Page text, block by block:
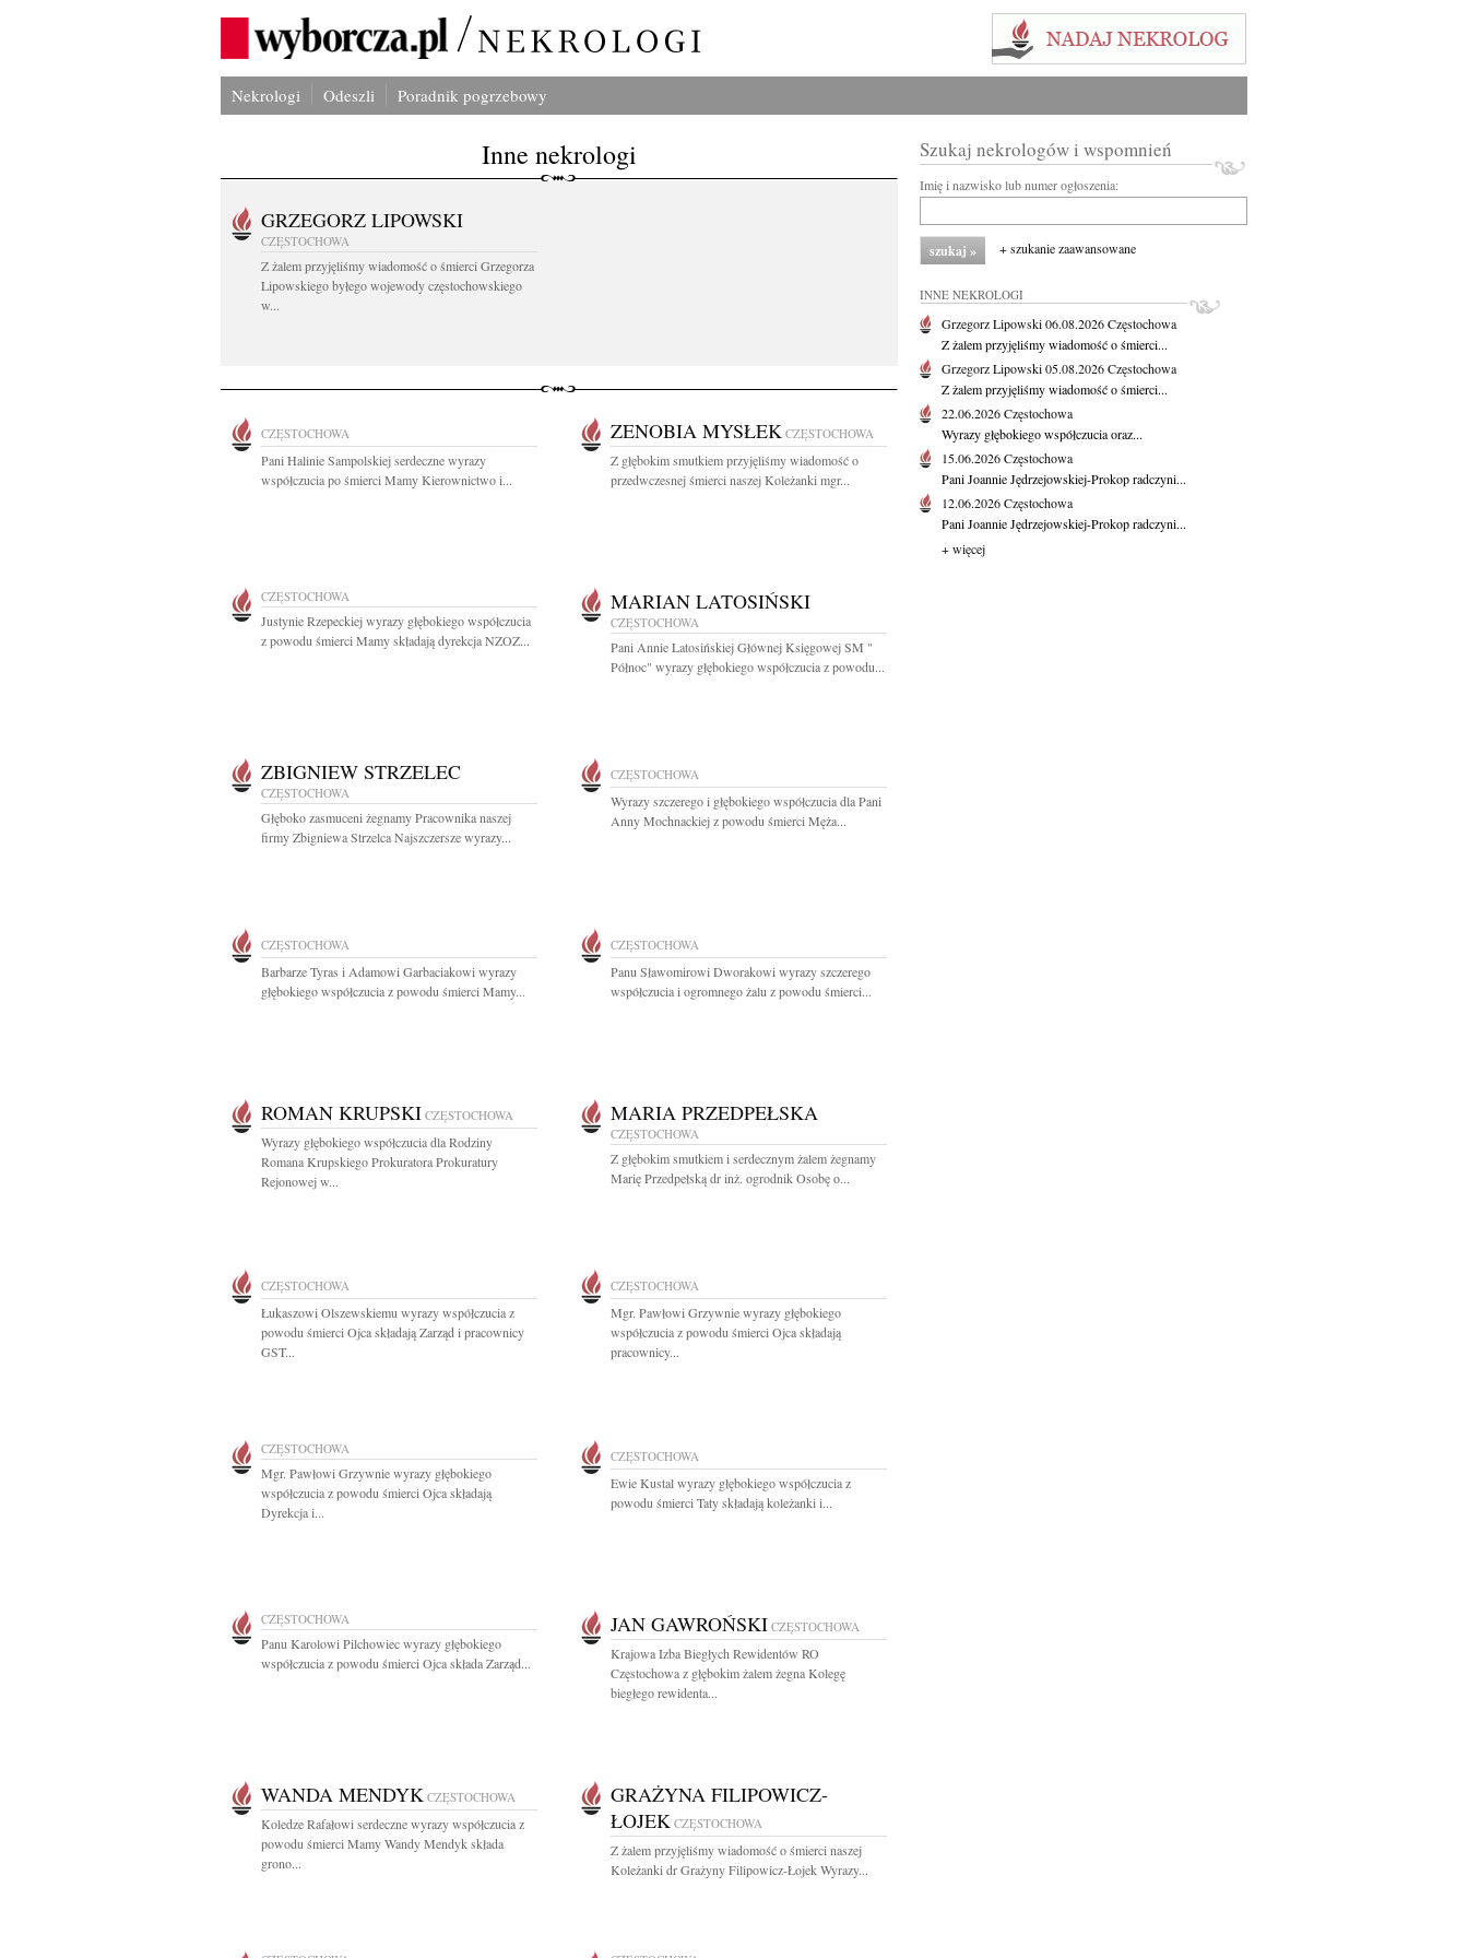
Nekrologi Odeszli Poradnik pogrzebowy
Inne nekrologi
GRZEGORZ LIPOWSKI
CZĘSTOCHOWA
Z żalem przyjęliśmy wiadomość o śmierci Grzegorza
Lipowskiego byłego wojewody częstochowskiego
w...
CZĘSTOCHOWA
Pani Halinie Sampolskiej serdeczne wyrazy
współczucia po śmierci Mamy Kierownictwo i...
ZENOBIA MYSŁEK CZĘSTOCHOWA
Z głębokim smutkiem przyjęliśmy wiadomość o
przedwczesnej śmierci naszej Koleżanki mgr...
CZĘSTOCHOWA
Justynie Rzepeckiej wyrazy głębokiego współczucia
z powodu śmierci Mamy składają dyrekcja NZOZ...
MARIAN LATOSIŃSKI
CZĘSTOCHOWA
Pani Annie Latosińskiej Głównej Księgowej SM "
Północ" wyrazy głębokiego współczucia z powodu...
ZBIGNIEW STRZELEC
CZĘSTOCHOWA
Głęboko zasmuceni żegnamy Pracownika naszej
firmy Zbigniewa Strzelca Najszczersze wyrazy...
CZĘSTOCHOWA
Wyrazy szczerego i głębokiego współczucia dla Pani
Anny Mochnackiej z powodu śmierci Męża...
CZĘSTOCHOWA
Barbarze Tyras i Adamowi Garbaciakowi wyrazy
głębokiego współczucia z powodu śmierci Mamy...
CZĘSTOCHOWA
Panu Sławomirowi Dworakowi wyrazy szczerego
współczucia i ogromnego żalu z powodu śmierci...
ROMAN KRUPSKI CZĘSTOCHOWA
Wyrazy głębokiego współczucia dla Rodziny
Romana Krupskiego Prokuratora Prokuratury
Rejonowej w...
MARIA PRZEDPEŁSKA
CZĘSTOCHOWA
Z głębokim smutkiem i serdecznym żalem żegnamy
Marię Przedpełską dr inż. ogrodnik Osobę o...
CZĘSTOCHOWA
Łukaszowi Olszewskiemu wyrazy współczucia z
powodu śmierci Ojca składają Zarząd i pracownicy
GST...
CZĘSTOCHOWA
Mgr. Pawłowi Grzywnie wyrazy głębokiego
współczucia z powodu śmierci Ojca składają
pracownicy...
CZĘSTOCHOWA
Mgr. Pawłowi Grzywnie wyrazy głębokiego
współczucia z powodu śmierci Ojca składają
Dyrekcja i...
CZĘSTOCHOWA
Ewie Kustal wyrazy głębokiego współczucia z
powodu śmierci Taty składają koleżanki i...
CZĘSTOCHOWA
Panu Karolowi Pilchowiec wyrazy głębokiego
współczucia z powodu śmierci Ojca składa Zarząd...
JAN GAWROŃSKI CZĘSTOCHOWA
Krajowa Izba Biegłych Rewidentów RO
Częstochowa z głębokim żalem żegna Kolegę
biegłego rewidenta...
WANDA MENDYK CZĘSTOCHOWA
Koledze Rafałowi serdeczne wyrazy współczucia z
powodu śmierci Mamy Wandy Mendyk składa
grono...
GRAŻYNA FILIPOWICZ-
ŁOJEK CZĘSTOCHOWA
Z żalem przyjęliśmy wiadomość o śmierci naszej
Koleżanki dr Grażyny Filipowicz-Łojek Wyrazy...
Szukaj nekrologów i wspomnień
Imię i nazwisko lub numer ogłoszenia:
+ szukanie zaawansowane
INNE NEKROLOGI
Grzegorz Lipowski06.08.2026Częstochowa
Z żalem przyjęliśmy wiadomość o śmierci...
Grzegorz Lipowski05.08.2026Częstochowa
Z żalem przyjęliśmy wiadomość o śmierci...
22.06.2026Częstochowa
Wyrazy głębokiego współczucia oraz...
15.06.2026Częstochowa
Pani Joannie Jędrzejowskiej-Prokop radczyni...
12.06.2026Częstochowa
Pani Joannie Jędrzejowskiej-Prokop radczyni...
+ więcej